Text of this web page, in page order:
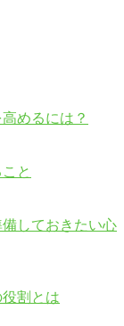
めるには？
と
しておきたい心
割とは